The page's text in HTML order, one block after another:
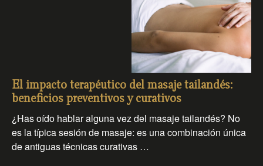
El impacto terapéutico del masaje tailandés:
beneficios preventivos y curativos
¿Has oído hablar alguna vez del masaje tailandés? No
es la típica sesión de masaje: es una combinación única
de antiguas técnicas curativas …